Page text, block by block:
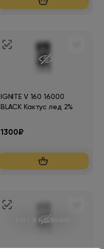
IGNITE V 160 16000
BLACK Кактус лед 2%
1300₽
Нет в наличии